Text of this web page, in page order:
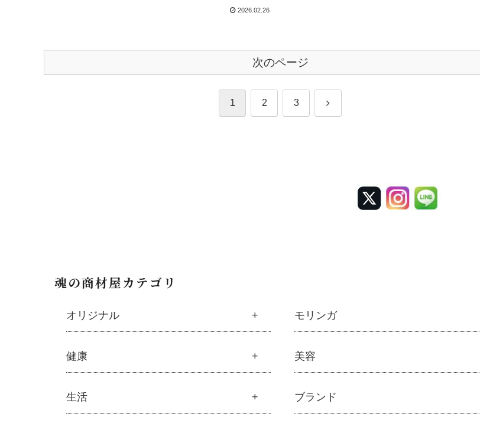
浄・洗いすぎ・過剰なスキンケア、環境ストレス等の影響によ
2026.02.26
次のページ
1 2 3 次
魂の商材屋カテゴリ
オリジナル
魂の商材屋オリジナル
├オリジナルスキンケア
├美容液・乳液・クリーム・オイル
├アルピニエッセンス化粧品
モリンガ
モリンガ
├解説 モリンガとは
├ 発酵モリンガ
├モリンガブライト化粧品
健康
健康
├ミネラル
美容
美容
├オリジナルスキンケア
生活 ブランド